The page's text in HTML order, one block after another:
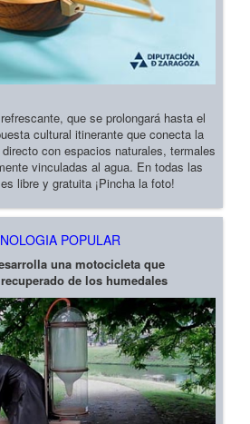
que se prolongará hasta el
cultural itinerante que conecta la
con espacios naturales, termales
vinculadas al agua. En todas las
libre y gratuita ¡Pincha la foto!
POPULAR
una motocicleta que
de los humedales